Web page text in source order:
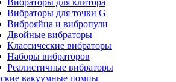
Вибраторы для клитора
Вибраторы для точки G
Виброяйца и вибропули
Двойные вибраторы
Классические вибраторы
Наборы вибраторов
Реалистичные вибраторы
вакуумные помпы